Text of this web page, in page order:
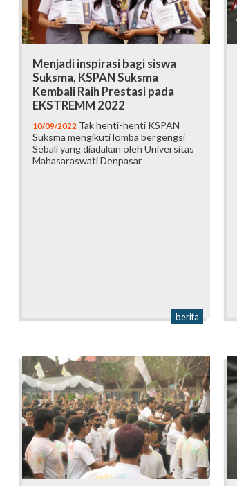
Menjadi inspirasi bagi siswa
Suksma, KSPAN Suksma
Kembali Raih Prestasi pada
EKSTREMM 2022
10/09/2022 Tak henti-henti KSPAN
Suksma mengikuti lomba bergengsi
Sebali yang diadakan oleh Universitas
Mahasaraswati Denpasar
berita